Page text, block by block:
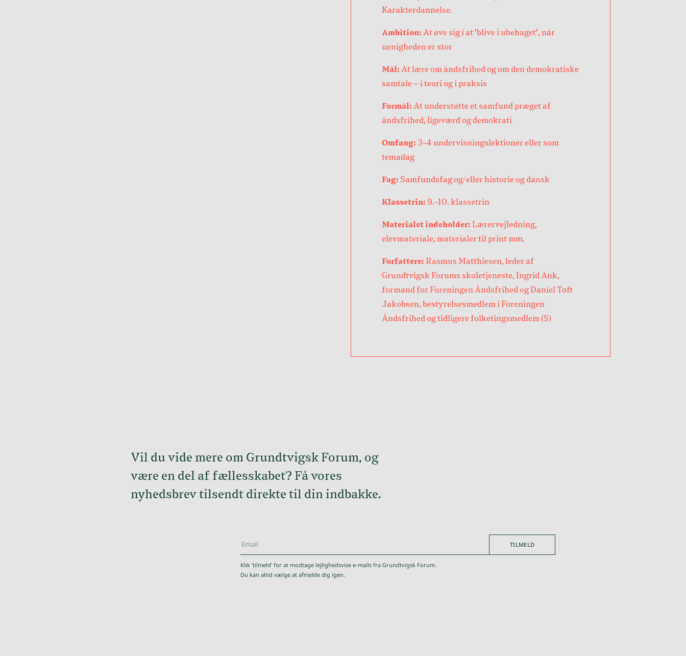
Karakterdannelse.
Ambition: At øve sig i at ’blive i ubehaget’, når
uenigheden er stor
Mål: At lære om åndsfrihed og om den demokratiske
samtale – i teori og i praksis
Formål: At understøtte et samfund præget af
åndsfrihed, ligeværd og demokrati
Omfang: 3-4 undervisningslektioner eller som
temadag
Fag: Samfundsfag og/eller historie og dansk
Klassetrin: 9.-10. klassetrin
Materialet indeholder: Lærervejledning,
elevmateriale, materialer til print mm.
Forfattere: Rasmus Matthiesen, leder af
Grundtvigsk Forums skoletjeneste, Ingrid Ank,
formand for Foreningen Åndsfrihed og Daniel Toft
Jakobsen, bestyrelsesmedlem i Foreningen
Åndsfrihed og tidligere folketingsmedlem (S)
Vil du vide mere om Grundtvigsk Forum, og
være en del af fællesskabet? Få vores
nyhedsbrev tilsendt direkte til din indbakke.
TILMELD
Klik 'tilmeld' for at modtage lejlighedsvise e-mails fra Grundtvigsk Forum.
Du kan altid vælge at afmelde dig igen.
hej@grundtvigskforum.dk